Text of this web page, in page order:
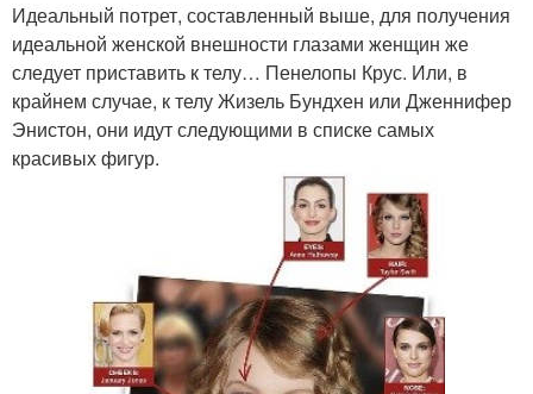
Идеальный потрет, составленный выше, для получения
идеальной женской внешности глазами женщин же
следует приставить к телу… Пенелопы Крус. Или, в
крайнем случае, к телу Жизель Бундхен или Дженнифер
Энистон, они идут следующими в списке самых
красивых фигур.